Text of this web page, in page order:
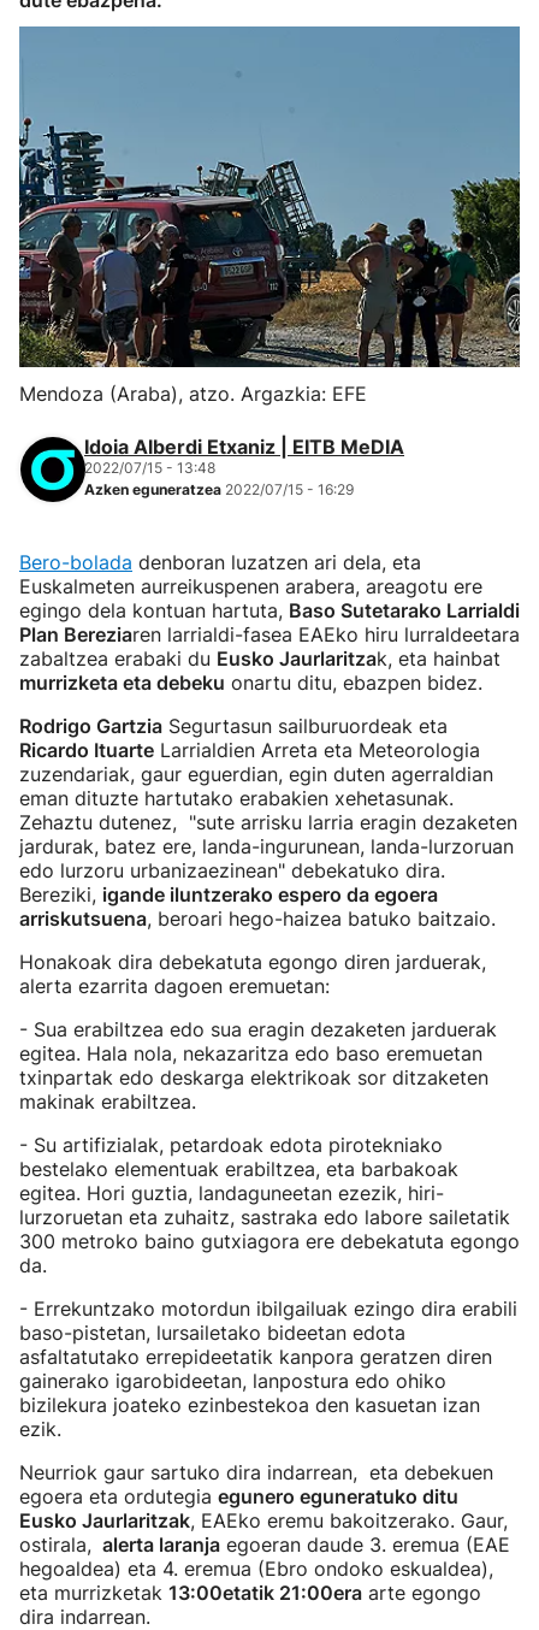
Mendoza (Araba), atzo. Argazkia: EFE
Idoia Alberdi Etxaniz | EITB MeDIA
2022/07/15 - 13:48
Azken eguneratzea 2022/07/15 - 16:29
Bero-bolada denboran luzatzen ari dela, eta
Euskalmeten aurreikuspenen arabera, areagotu ere
egingo dela kontuan hartuta, Baso Sutetarako Larrialdi
Plan Bereziaren larrialdi-fasea EAEko hiru lurraldeetara
zabaltzea erabaki du Eusko Jaurlaritzak, eta hainbat
murrizketa eta debeku onartu ditu, ebazpen bidez.
Rodrigo Gartzia Segurtasun sailburuordeak eta
Ricardo Ituarte Larrialdien Arreta eta Meteorologia
zuzendariak, gaur eguerdian, egin duten agerraldian
eman dituzte hartutako erabakien xehetasunak.
Zehaztu dutenez, "sute arrisku larria eragin dezaketen
jardurak, batez ere, landa-ingurunean, landa-lurzoruan
edo lurzoru urbanizaezinean" debekatuko dira.
Bereziki, igande iluntzerako espero da egoera
arriskutsuena, beroari hego-haizea batuko baitzaio.
Honakoak dira debekatuta egongo diren jarduerak,
alerta ezarrita dagoen eremuetan:
- Sua erabiltzea edo sua eragin dezaketen jarduerak
egitea. Hala nola, nekazaritza edo baso eremuetan
txinpartak edo deskarga elektrikoak sor ditzaketen
makinak erabiltzea.
- Su artifizialak, petardoak edota pirotekniako
bestelako elementuak erabiltzea, eta barbakoak
egitea. Hori guztia, landaguneetan ezezik, hiri-
lurzoruetan eta zuhaitz, sastraka edo labore sailetatik
300 metroko baino gutxiagora ere debekatuta egongo
da.
- Errekuntzako motordun ibilgailuak ezingo dira erabili
baso-pistetan, lursailetako bideetan edota
asfaltatutako errepideetatik kanpora geratzen diren
gainerako igarobideetan, lanpostura edo ohiko
bizilekura joateko ezinbestekoa den kasuetan izan
ezik.
Neurriok gaur sartuko dira indarrean, eta debekuen
egoera eta ordutegia egunero eguneratuko ditu
Eusko Jaurlaritzak, EAEko eremu bakoitzerako. Gaur,
ostirala, alerta laranja egoeran daude 3. eremua (EAE
hegoaldea) eta 4. eremua (Ebro ondoko eskualdea),
eta murrizketak 13:00etatik 21:00era arte egongo
dira indarrean.